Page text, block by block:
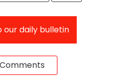
our daily bulletin